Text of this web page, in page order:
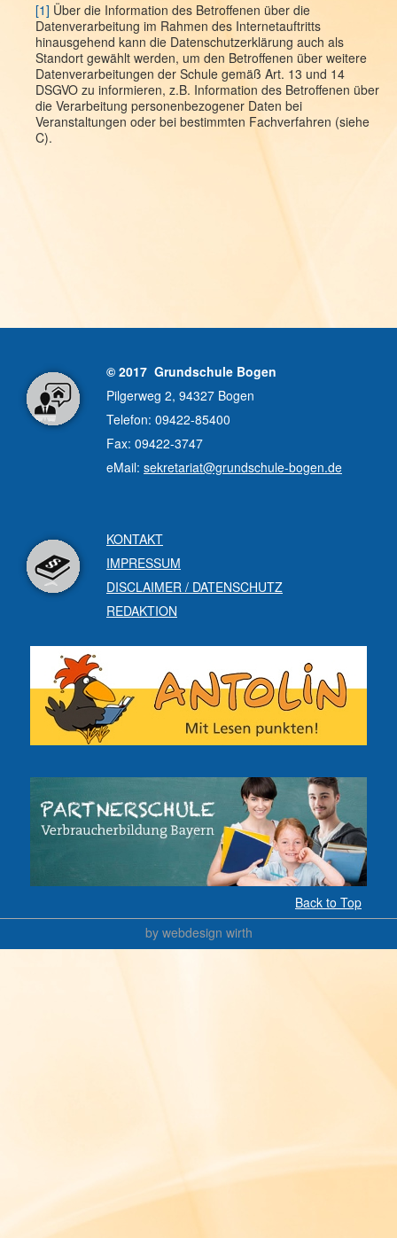
[1] Über die Information des Betroffenen über die
Datenverarbeitung im Rahmen des Internetauftritts
hinausgehend kann die Datenschutzerklärung auch als
Standort gewählt werden, um den Betroffenen über weitere
Datenverarbeitungen der Schule gemäß Art. 13 und 14
DSGVO zu informieren, z.B. Information des Betroffenen über
die Verarbeitung personenbezogener Daten bei
Veranstaltungen oder bei bestimmten Fachverfahren (siehe
C).
© 2017 Grundschule Bogen
Pilgerweg 2, 94327 Bogen
Telefon: 09422-85400
Fax: 09422-3747
eMail: sekretariat@grundschule-bogen.de
KONTAKT
IMPRESSUM
DISCLAIMER / DATENSCHUTZ
REDAKTION
Back to Top
by webdesign wirth